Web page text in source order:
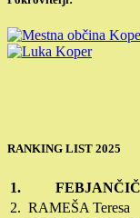
RANKING LIST 2025
1.
2. RAMEŠA Teresa